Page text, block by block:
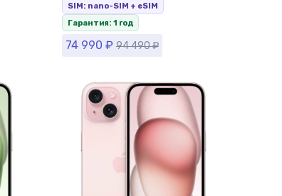
SIM: nano-SIM + eSIM
Гарантия: 1 год
74 990 ₽ 94 490₽